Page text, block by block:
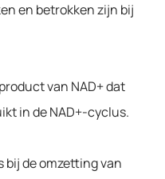
en betrokken zijn bij
van NAD+ dat
in de NAD+-cyclus.
bij de omzetting van